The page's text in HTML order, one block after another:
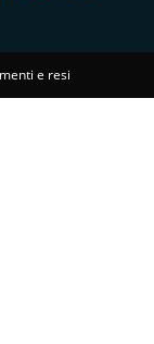
e resi